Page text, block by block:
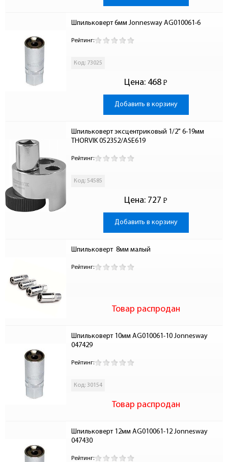
Шпильковерт 6мм Jonnesway AG010061-6
Рейтинг:
Код: 73025
Цена: 468 Р
-
Добавить в корзину
Шпильковерт эксцентриковый 1/2" 6-19мм
THORVIK 052352/ASE619
Рейтинг:
Код: 54585
Цена: 727 Р
-
Добавить в корзину
Шпильковерт  8мм малый
Рейтинг:
Товар распродан
Шпильковерт 10мм AG010061-10 Jonnesway
047429
Рейтинг:
Код: 30154
Товар распродан
Шпильковерт 12мм AG010061-12 Jonnesway
047430
Рейтинг: